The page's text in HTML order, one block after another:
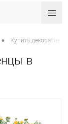
• Купить
в